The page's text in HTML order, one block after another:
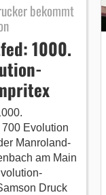
bekommt
1000.
Evolution
Manroland-
am Main
Druck